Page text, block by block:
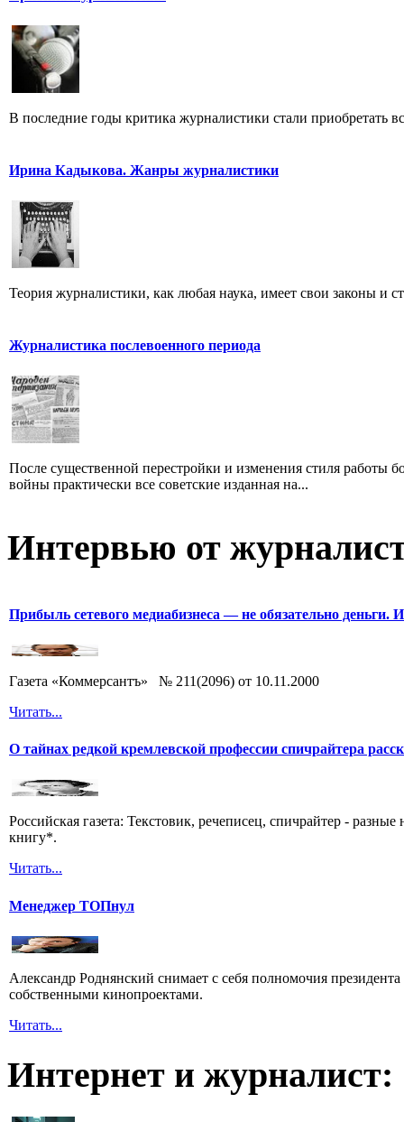
В последние годы критика журналистики стали приобретать
Ирина Кадыкова. Жанры журналистики
Теория журналистики, как любая наука, имеет свои законы и
Журналистика послевоенного периода
После существенной перестройки и изменения стиля работы
войны практически все советские изданная на...
Интервью от
Прибыль сетевого медиабизнеса — не обязательно деньги.
Газета «Коммерсантъ» № 211(2096) от 10.11.2000
Читать...
О тайнах редкой кремлевской профессии спичрайтера
Российская газета: Текстовик, речеписец, спичрайтер -
книгу*.
Читать...
Менеджер ТОПнул
Александр Роднянский снимает с себя полномочия
собственными кинопроектами.
Читать...
Интернет и журналист: